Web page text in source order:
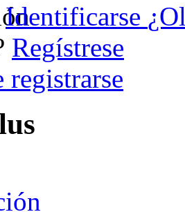
Identificarse
Regístrese
registrarse